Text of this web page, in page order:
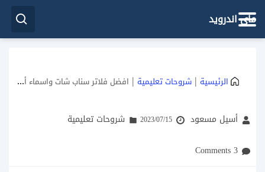
ماي اندرويد
الرئيسية | شروحات تعليمية | افضل فلاتر سناب شات واسماء أجمل فلاتر سناب للشباب
أسيل مسعود 2023/07/15
شروحات تعليمية
3 Comments